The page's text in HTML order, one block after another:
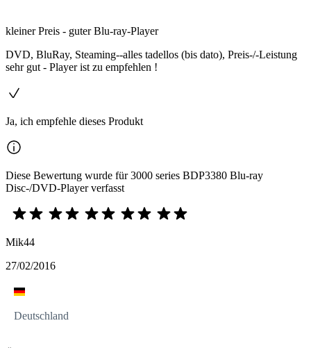
kleiner Preis - guter Blu-ray-Player
DVD, BluRay, Steaming--alles tadellos (bis dato), Preis-/-Leistung
sehr gut - Player ist zu empfehlen !
Ja, ich empfehle dieses Produkt
Diese Bewertung wurde für 3000 series BDP3380 Blu-ray
Disc-/DVD-Player verfasst
Mik44
27/02/2016
Deutschland